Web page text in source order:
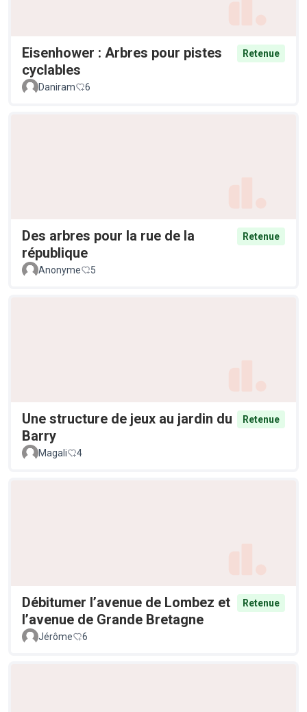
Eisenhower : Arbres pour pistes
cyclables
Retenue
Daniram 6
Des arbres pour la rue de la
république
Retenue
Anonyme 5
Une structure de jeux au jardin du
Barry
Retenue
Magali 4
Débitumer l’avenue de Lombez et
l’avenue de Grande Bretagne
Retenue
Jérôme 6